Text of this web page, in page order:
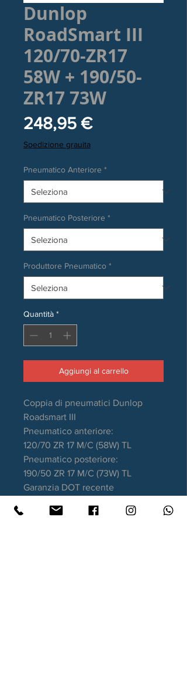
Dunlop
RoadSmart III
120/70-ZR17
58W + 190/50-
ZR17 73W
248,95 €Prezzo
Spedizione grauita
Pneumatico Anteriore *
Pneumatico Posteriore *
Produttore Pneumatico *
Quantità *
Aggiungi al carrello
Coppia di pneumatici Dunlop
Roadsmart III
Pneumatico anteriore:
120/70 ZR 17 M/C (58W) TL
Pneumatico posteriore:
190/50 ZR 17 M/C (73W) TL
Garanzia DOT recente